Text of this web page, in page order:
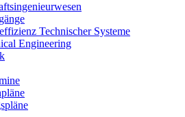
Technischer Systeme
Engineering